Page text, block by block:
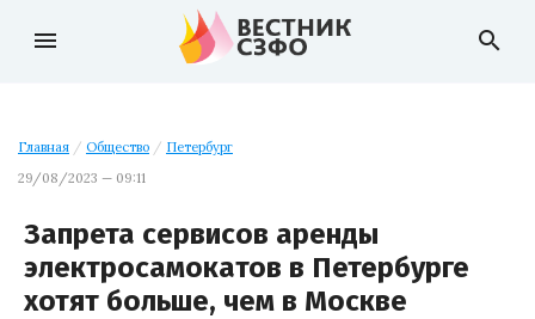
menu search
Главная / Общество / Петербург
29/08/2023 — 09:11
Запрета сервисов аренды
электросамокатов в Петербурге
хотят больше, чем в Москве